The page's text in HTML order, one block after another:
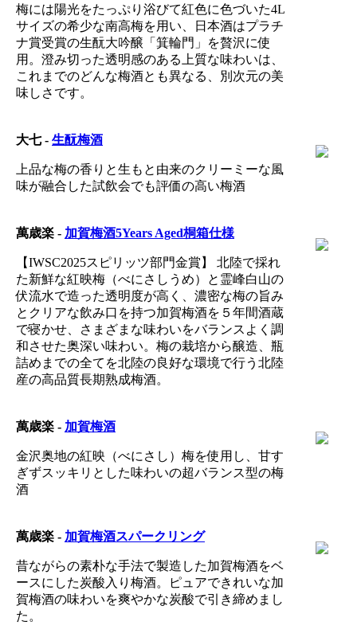
梅には陽光をたっぷり浴びて紅色に色づいた4L
サイズの希少な南高梅を用い、日本酒はプラチ
ナ賞受賞の生酛大吟醸「箕輪門」を贅沢に使
用。澄み切った透明感のある上質な味わいは、
これまでのどんな梅酒とも異なる、別次元の美
味しさです。
大七 - 生酛梅酒
上品な梅の香りと生もと由来のクリーミーな風
味が融合した試飲会でも評価の高い梅酒
萬歳楽 - 加賀梅酒5Years Aged桐箱仕様
【IWSC2025スピリッツ部門金賞】 北陸で採れ
た新鮮な紅映梅（べにさしうめ）と霊峰白山の
伏流水で造った透明度が高く、濃密な梅の旨み
とクリアな飲み口を持つ加賀梅酒を５年間酒蔵
で寝かせ、さまざまな味わいをバランスよく調
和させた奥深い味わい。梅の栽培から醸造、瓶
詰めまでの全てを北陸の良好な環境で行う北陸
産の高品質長期熟成梅酒。
萬歳楽 - 加賀梅酒
金沢奥地の紅映（べにさし）梅を使用し、甘す
ぎずスッキリとした味わいの超バランス型の梅
酒
萬歳楽 - 加賀梅酒スパークリング
昔ながらの素朴な手法で製造した加賀梅酒をベ
ースにした炭酸入り梅酒。ピュアできれいな加
賀梅酒の味わいを爽やかな炭酸で引き締めまし
た。